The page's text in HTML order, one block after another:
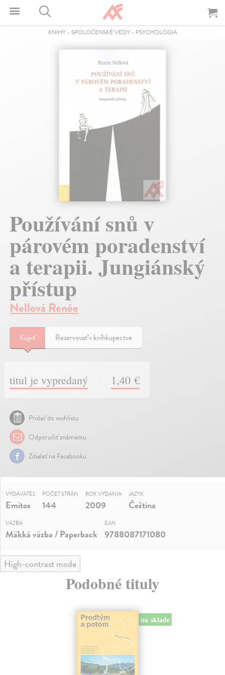
KNIHY- SPOLOČENSKÉ VEDY- PSYCHOLÓGIA
Používání snů v
párovém poradenství
a terapii. Jungiánský
přístup
Nellová Renée
Kúpiť Rezervovať v kníhkupectve
titul je vypredaný 1,40 €
Pridať do wishlistu
Odporučiť známemu
Zdielať na Facebooku
VYDAVATEĽ
Emitos
POČET STRÁN
144
ROK VYDANIA
2009
JAZYK
Čeština
VÄZBA
Mäkká väzba / Paperback
EAN
9788087171080
High-contrast mode
Podobné tituly